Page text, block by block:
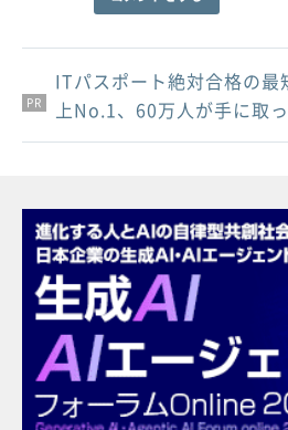
PR
PR
PR
ITパスポート絶対合格の最
上No.1、60万人が手に取